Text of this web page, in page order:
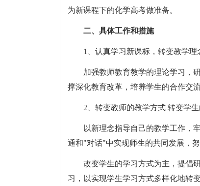
为新课程下的化学高考做准备。
二、具体工作和措施
1、认真学习新课标，转变教学理
加强教师教育教学的理论学习，
撑深化教育改革，培养学生的合作交
2、转变教师的教学方式 转变学
以新理念指导自己的教学工作，
通和"对话"中实现师生的共同发展，
改变学生的学习方式为主，提倡
习，以实现学生学习方式多样化地转